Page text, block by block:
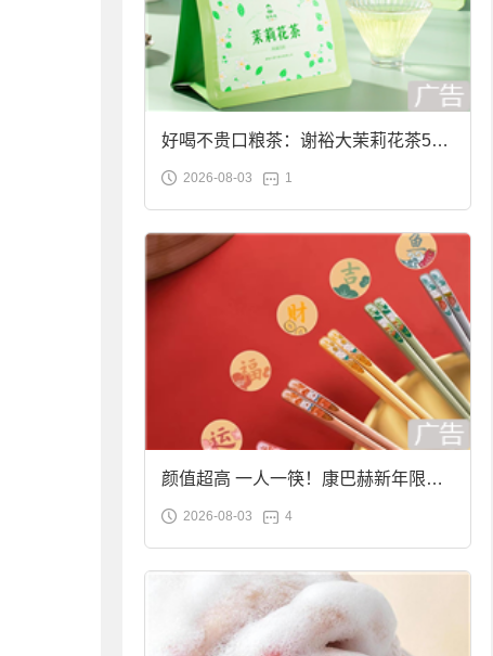
好喝不贵口粮茶：谢裕大茉莉花茶50g
袋装9.9元到手
2026-08-03 1
颜值超高 一人一筷！康巴赫新年限定
合金筷子大促：19.9元
2026-08-03 4